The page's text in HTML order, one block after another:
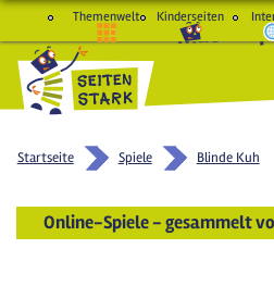
Themenwelt Kinderseiten
macht
Startseite Spiele Blinde Kuh
Online-Spiele - gesammelt